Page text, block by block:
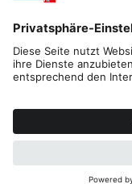
Impressum